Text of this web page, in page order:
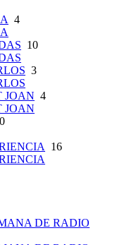
4
10
3
JOAN 4
JOAN
16
DE RADIO